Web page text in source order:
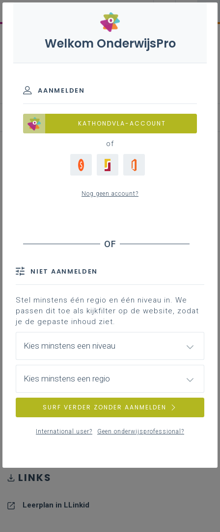
leerjaar
Leerplan
Hieronder vind je de ontwerpversie
van het leerplan
DOWNLOADS
VII-THE januari 25
PDF 874KB
LINKS
Leerplan in LLinkid
Welkom OnderwijsPro
AANMELDEN
KATHONDVLA-ACCOUNT
of
Nog geen account?
NIET AANMELDEN
Stel minstens één regio en één niveau in. We
passen dit toe als kijkfilter op de website, zodat
je de gepaste inhoud ziet.
Kies minstens een niveau
Kies minstens een regio
SURF VERDER ZONDER AANMELDEN
International user? Geen onderwijsprofessional?